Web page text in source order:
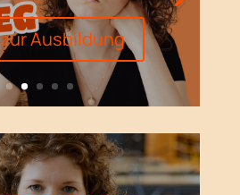
Ausbildung